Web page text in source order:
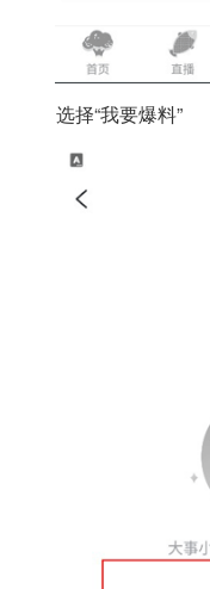
选择“我要爆料”